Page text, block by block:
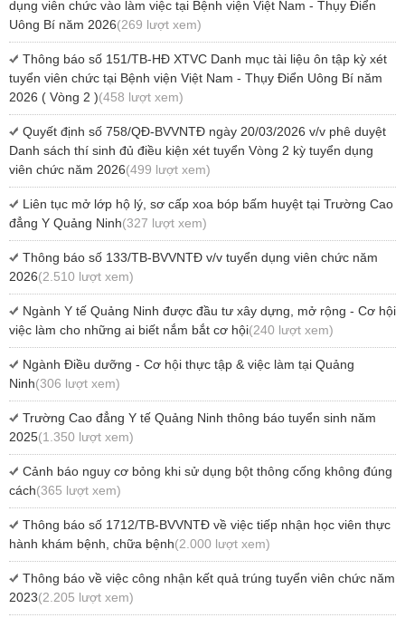
dụng viên chức vào làm việc tại Bệnh viện Việt Nam - Thụy Điển
Uông Bí năm 2026(269 lượt xem)
Thông báo số 151/TB-HĐ XTVC Danh mục tài liệu ôn tập kỳ xét
tuyển viên chức tại Bệnh viện Việt Nam - Thụy Điển Uông Bí năm
2026 ( Vòng 2 )(458 lượt xem)
Quyết định số 758/QĐ-BVVNTĐ ngày 20/03/2026 v/v phê duyệt
Danh sách thí sinh đủ điều kiện xét tuyển Vòng 2 kỳ tuyển dụng
viên chức năm 2026(499 lượt xem)
Liên tục mở lớp hộ lý, sơ cấp xoa bóp bấm huyệt tại Trường Cao
đẳng Y Quảng Ninh(327 lượt xem)
Thông báo số 133/TB-BVVNTĐ v/v tuyển dụng viên chức năm
2026(2.510 lượt xem)
Ngành Y tế Quảng Ninh được đầu tư xây dựng, mở rộng - Cơ hội
việc làm cho những ai biết nắm bắt cơ hội(240 lượt xem)
Ngành Điều dưỡng - Cơ hội thực tập & việc làm tại Quảng
Ninh(306 lượt xem)
Trường Cao đẳng Y tế Quảng Ninh thông báo tuyển sinh năm
2025(1.350 lượt xem)
Cảnh báo nguy cơ bỏng khi sử dụng bột thông cống không đúng
cách(365 lượt xem)
Thông báo số 1712/TB-BVVNTĐ về việc tiếp nhận học viên thực
hành khám bệnh, chữa bệnh(2.000 lượt xem)
Thông báo về việc công nhận kết quả trúng tuyển viên chức năm
2023(2.205 lượt xem)